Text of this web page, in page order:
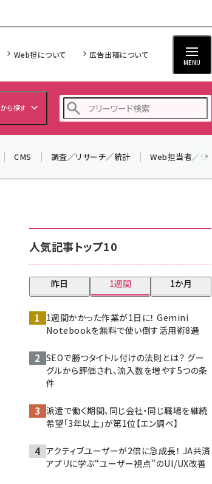
Web担について 広告出稿について
MENU
から探す
セミナー (2301)
z世代 (1620)
llmo (1160)
CMS 調査／リサーチ／統計 Web担当者／仕事
人気記事トップ10
昨日 1週間 1か月
1週間かかった作業が1日に！ Gemini
Notebookを無料で使い倒す活用術8選
SEOで勝つタイトル付けの法則とは？ グー
グルから評価され、流入数を増やす5つの条
件
派遣で働く期間、同じ会社・同じ職場を継続
希望「3年以上」が第1位【エン調べ】
アクティブユーザーが2倍に急成長！ JA共済
アプリに学ぶ“ユーザー視点”のUI/UX改善